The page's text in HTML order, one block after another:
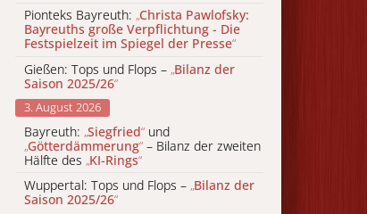
Pionteks Bayreuth: „Christa Pawlofsky:
Bayreuths große Verpflichtung - Die
Festspielzeit im Spiegel der Presse“
Gießen: Tops und Flops – „Bilanz der
Saison 2025/26“
3. August 2026
Bayreuth: „Siegfried“ und
„Götterdämmerung“ – Bilanz der zweiten
Hälfte des „KI-Rings“
Wuppertal: Tops und Flops – „Bilanz der
Saison 2025/26“